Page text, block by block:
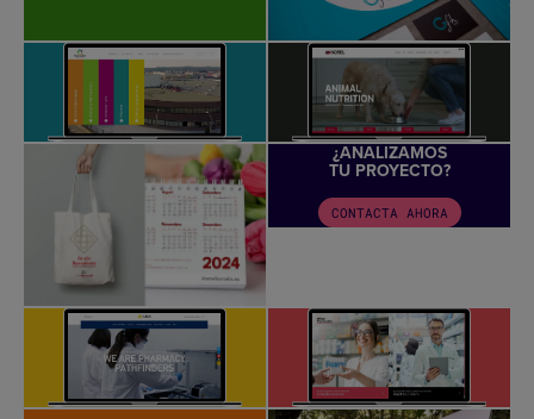
¿ANALIZAMOS
TU PROYECTO?
CONTACTA AHORA